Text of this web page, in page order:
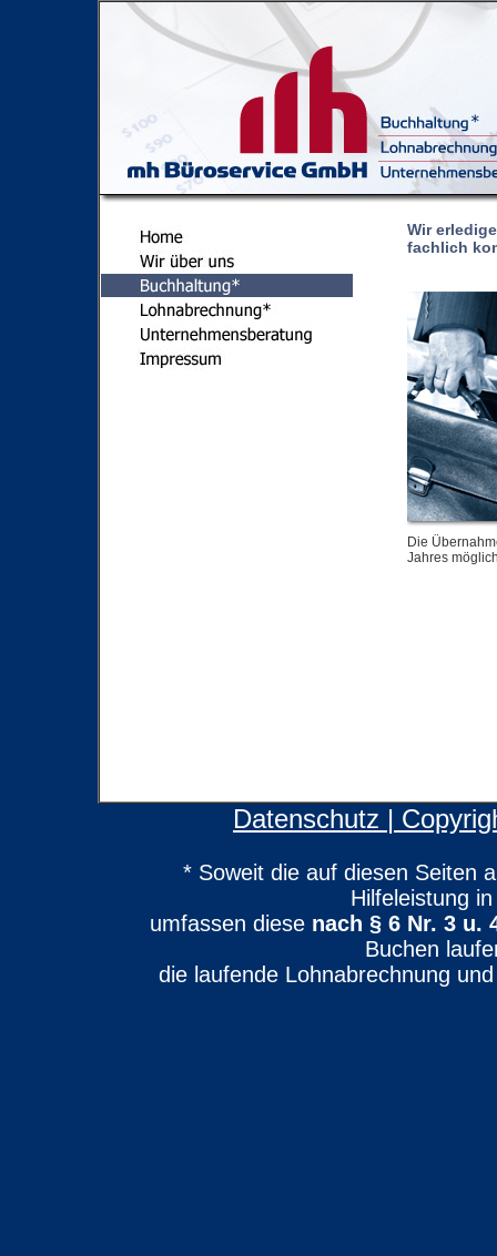
Wir
fachlich
Die
Jahres
Datenschutz |
* Soweit die auf diesen Seiten
Hilfeleistung
umfassen diese nach § 6 Nr. 3 u.
Buchen
die laufende Lohnabrechnung